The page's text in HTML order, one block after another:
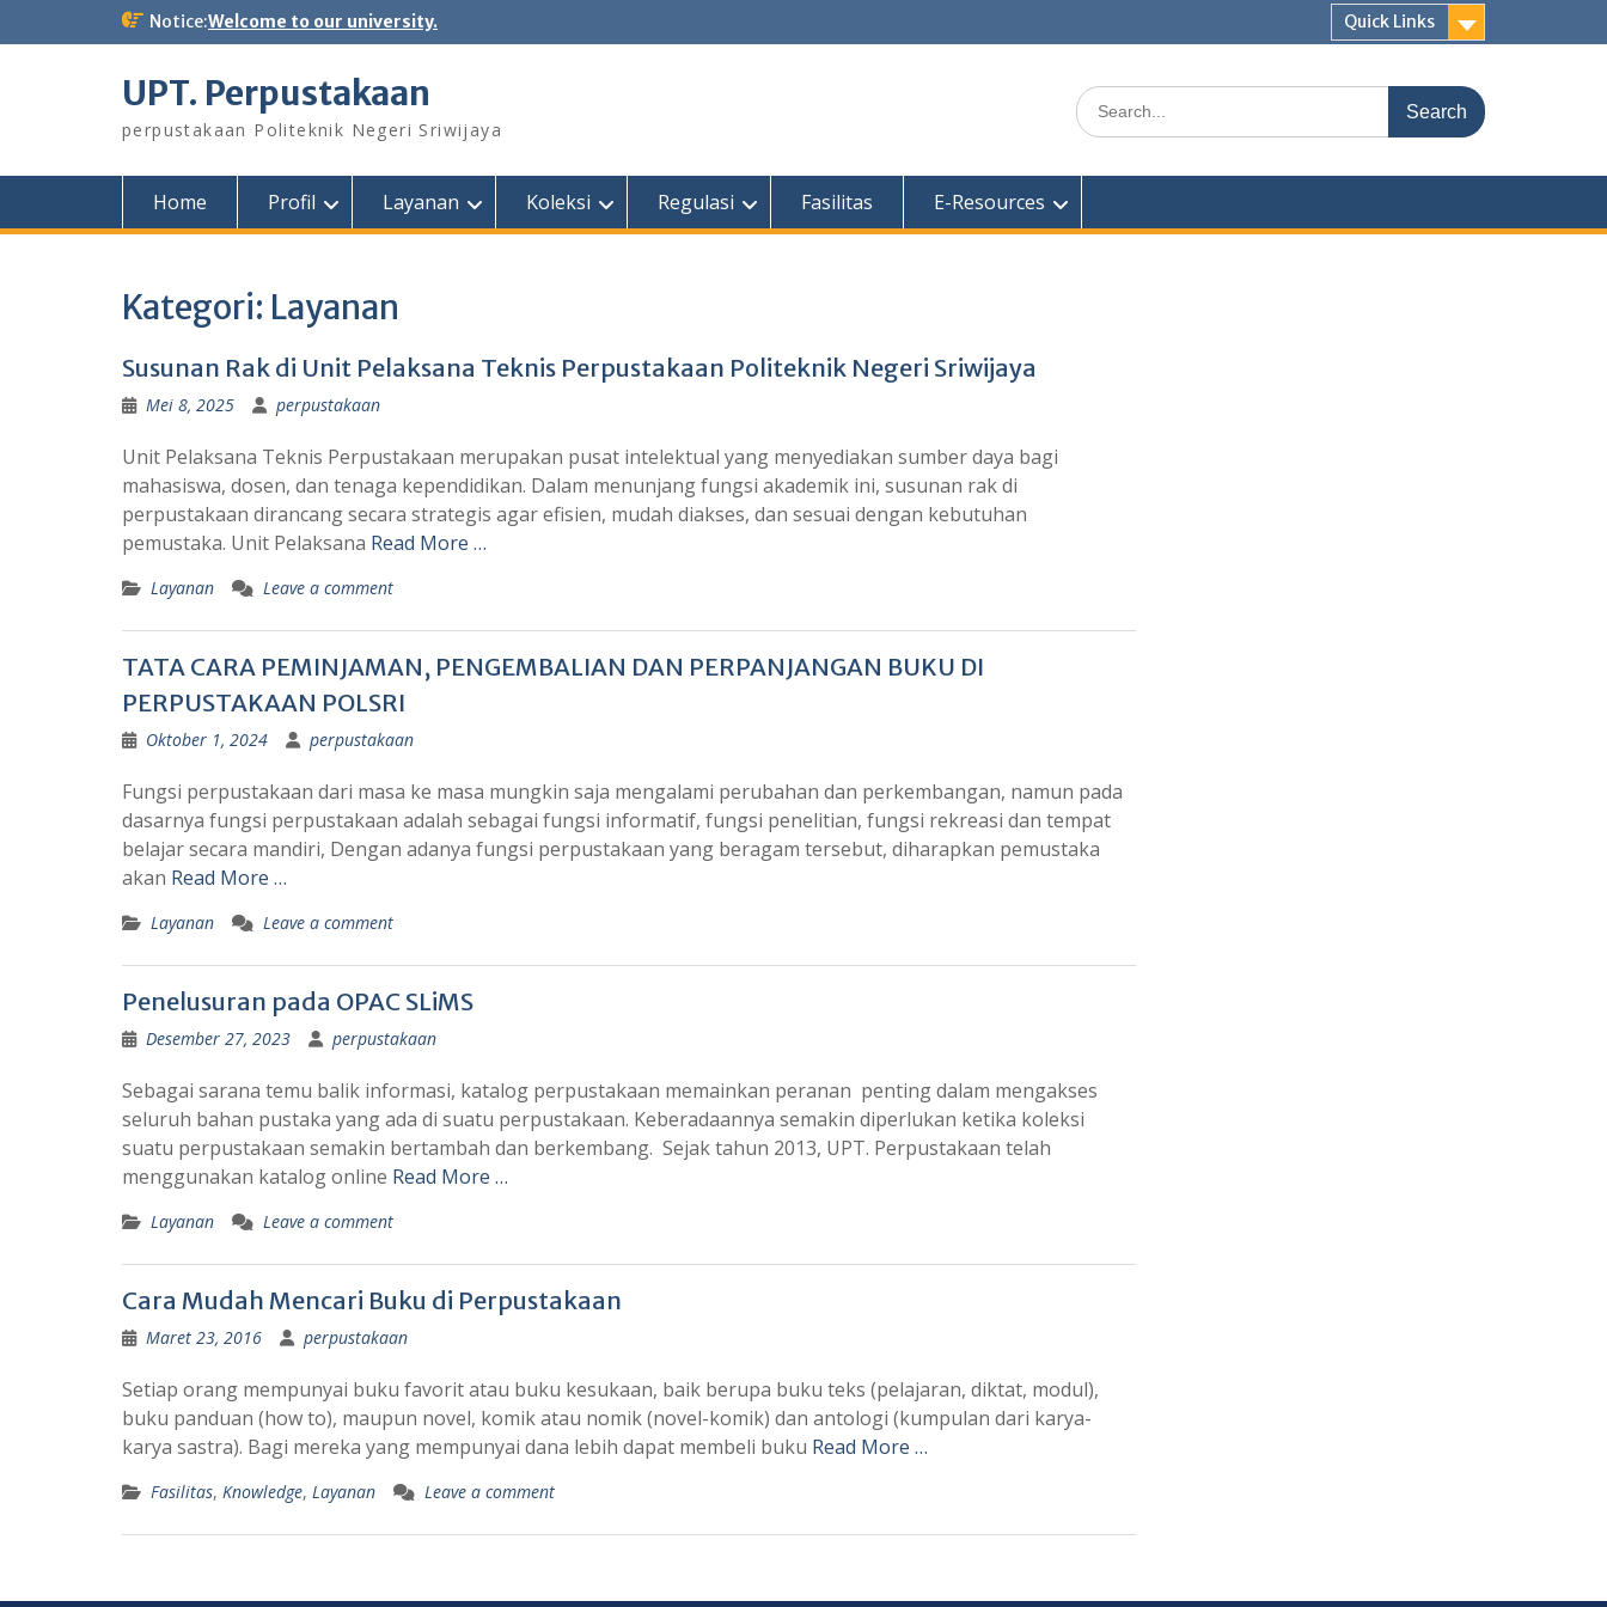
Notice:Welcome to our university. Quick Links
UPT. Perpustakaan
perpustakaan Politeknik Negeri Sriwijaya
Home Profil Layanan Koleksi Regulasi Fasilitas E-Resources
Kategori: Layanan
Susunan Rak di Unit Pelaksana Teknis Perpustakaan Politeknik Negeri Sriwijaya
Mei 8, 2025 perpustakaan
Unit Pelaksana Teknis Perpustakaan merupakan pusat intelektual yang menyediakan sumber daya bagi
mahasiswa, dosen, dan tenaga kependidikan. Dalam menunjang fungsi akademik ini, susunan rak di
perpustakaan dirancang secara strategis agar efisien, mudah diakses, dan sesuai dengan kebutuhan
pemustaka. Unit Pelaksana Read More …
Layanan Leave a comment
TATA CARA PEMINJAMAN, PENGEMBALIAN DAN PERPANJANGAN BUKU DI
PERPUSTAKAAN POLSRI
Oktober 1, 2024 perpustakaan
Fungsi perpustakaan dari masa ke masa mungkin saja mengalami perubahan dan perkembangan, namun pada
dasarnya fungsi perpustakaan adalah sebagai fungsi informatif, fungsi penelitian, fungsi rekreasi dan tempat
belajar secara mandiri, Dengan adanya fungsi perpustakaan yang beragam tersebut, diharapkan pemustaka
akan Read More …
Layanan Leave a comment
Penelusuran pada OPAC SLiMS
Desember 27, 2023 perpustakaan
Sebagai sarana temu balik informasi, katalog perpustakaan memainkan peranan penting dalam mengakses
seluruh bahan pustaka yang ada di suatu perpustakaan. Keberadaannya semakin diperlukan ketika koleksi
suatu perpustakaan semakin bertambah dan berkembang. Sejak tahun 2013, UPT. Perpustakaan telah
menggunakan katalog online Read More …
Layanan Leave a comment
Cara Mudah Mencari Buku di Perpustakaan
Maret 23, 2016 perpustakaan
Setiap orang mempunyai buku favorit atau buku kesukaan, baik berupa buku teks (pelajaran, diktat, modul),
buku panduan (how to), maupun novel, komik atau nomik (novel-komik) dan antologi (kumpulan dari karya-
karya sastra). Bagi mereka yang mempunyai dana lebih dapat membeli buku Read More …
Fasilitas, Knowledge, Layanan Leave a comment